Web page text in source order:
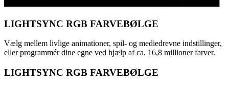
LIGHTSYNC RGB FARVEBØLGE
Vælg mellem livlige animationer, spil- og mediedrevne indstillinger,
eller programmér dine egne ved hjælp af ca. 16,8 millioner farver.
LIGHTSYNC RGB FARVEBØLGE